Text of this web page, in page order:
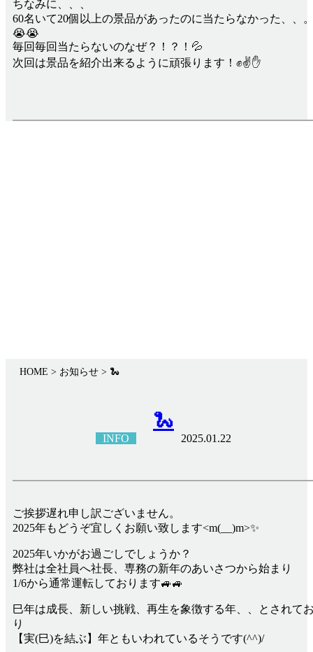
ちなみに、、、
60名いて20個以上の景品があったのに当たらなかった、、
😭😭
毎回毎回当たらないのなぜ？！？！💦
次回は景品を紹介出来るように頑張ります！✊✌✋
HOME > お知らせ > 🐍
🐍
INFO 2025.01.22
ご挨拶遅れ申し訳ございません。
2025年もどうぞ宜しくお願い致します<m(__)m>✨
2025年いかがお過ごしでしょうか？
弊社は全社員へ社長、専務の新年のあいさつから始まり
1/6から通常運転しております🚙🚙
巳年は成長、新しい挑戦、再生を象徴する年、、とされて
り
【実(巳)を結ぶ】年ともいわれているそうです(^^)/